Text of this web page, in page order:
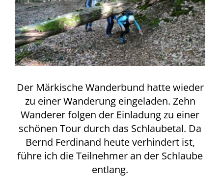
Der Märkische Wanderbund hatte wieder
zu einer Wanderung eingeladen. Zehn
Wanderer folgen der Einladung zu einer
schönen Tour durch das Schlaubetal. Da
Bernd Ferdinand heute verhindert ist,
führe ich die Teilnehmer an der Schlaube
entlang.